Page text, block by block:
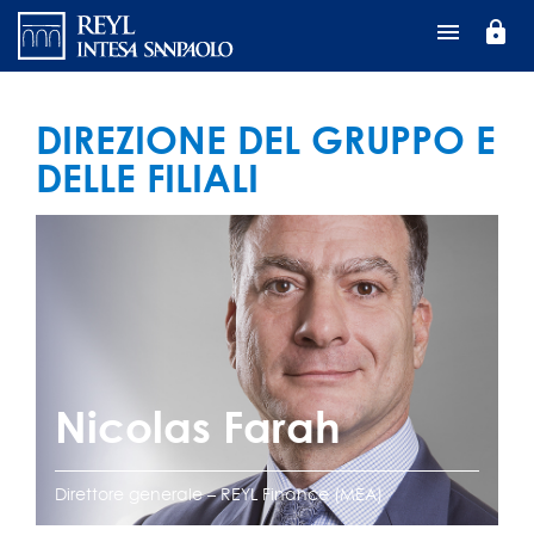
Salta
contenuto
lock
DIREZIONE DEL GRUPPO E
DELLE FILIALI
Nicolas Farah
Direttore generale – REYL Finance (MEA)